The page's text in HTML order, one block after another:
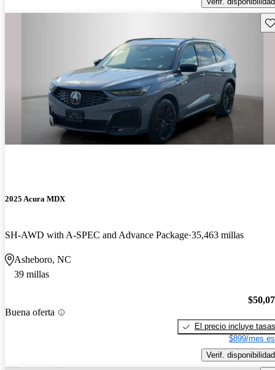
2025 Acura MDX
SH-AWD with A-SPEC and Advance Package 35,463 millas
Asheboro, NC
39 millas
Buena oferta
El precio incluye tasas
$899/mes
Verif. disponibilidad